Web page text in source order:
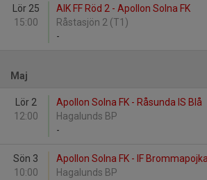
Lör 25
15:00
AIK FF Röd 2 - Apollon Solna FK
Råstasjön 2 (T1)
-
Maj
Lör 2
12:00
Apollon Solna FK - Råsunda IS Blå
Hagalunds BP
-
Sön 3
10:00
Apollon Solna FK - IF
Hagalunds BP